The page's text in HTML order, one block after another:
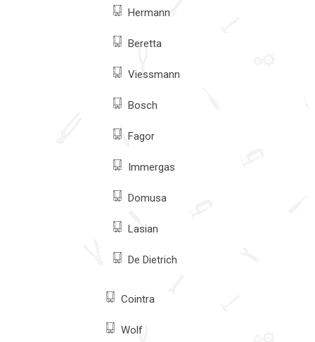
Hermann
Beretta
Viessmann
Bosch
Fagor
Immergas
Domusa
Lasian
De Dietrich
Cointra
Wolf